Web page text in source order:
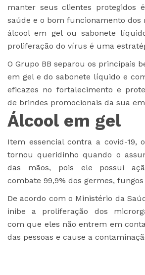
manter seus clientes protegidos
saúde e o bom funcionamento dos
álcool em gel ou sabonete
proliferação do vírus é uma
O Grupo BB separou os principais
em gel e do sabonete líquido e
eficazes no fortalecimento e
de brindes promocionais da sua
Álcool em gel
Item essencial contra a covid-19,
tornou queridinho quando o
das mãos, pois ele possui
combate 99,9% dos germes,
De acordo com o Ministério da
inibe a proliferação dos
com que eles não entrem em
das pessoas e cause a